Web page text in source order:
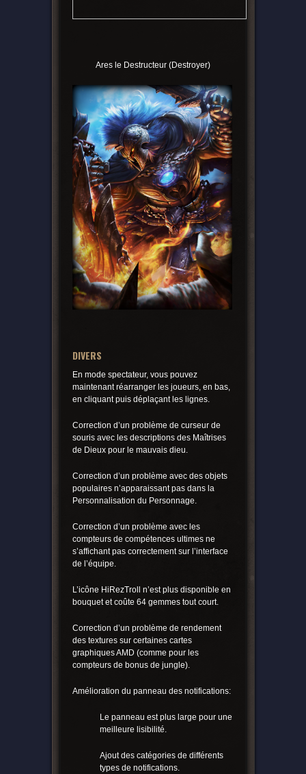
Ares le Destructeur (Destroyer)
DIVERS
En mode spectateur, vous pouvez
maintenant réarranger les joueurs, en bas,
en cliquant puis déplaçant les lignes.
Correction d’un problème de curseur de
souris avec les descriptions des Maîtrises
de Dieux pour le mauvais dieu.
Correction d’un problème avec des objets
populaires n’apparaissant pas dans la
Personnalisation du Personnage.
Correction d’un problème avec les
compteurs de compétences ultimes ne
s’affichant pas correctement sur l’interface
de l’équipe.
L’icône HiRezTroll n’est plus disponible en
bouquet et coûte 64 gemmes tout court.
Correction d’un problème de rendement
des textures sur certaines cartes
graphiques AMD (comme pour les
compteurs de bonus de jungle).
Amélioration du panneau des notifications:
Le panneau est plus large pour une
meilleure lisibilité.
Ajout des catégories de différents
types de notifications.